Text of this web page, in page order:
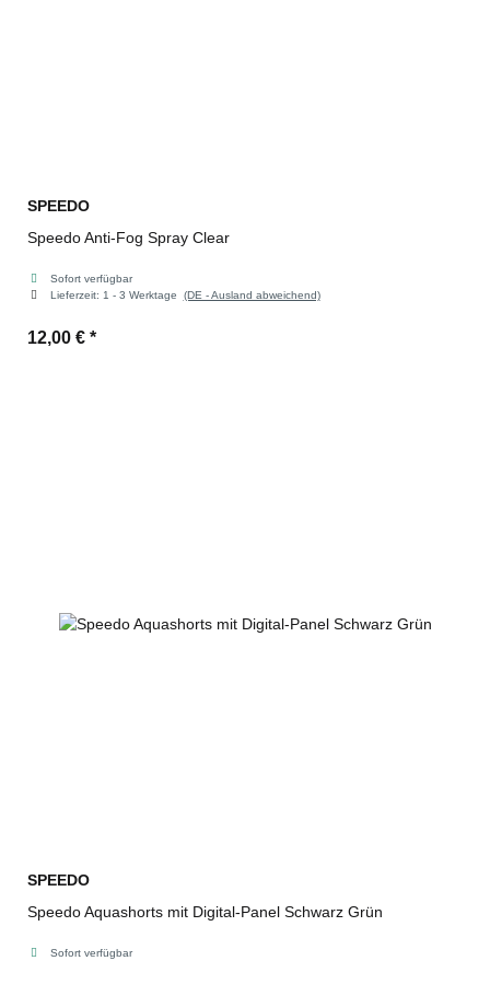
SPEEDO
Speedo Anti-Fog Spray Clear
Sofort verfügbar
Lieferzeit: 1 - 3 Werktage (DE - Ausland abweichend)
12,00 € *
SPEEDO
Speedo Aquashorts mit Digital-Panel Schwarz Grün
Sofort verfügbar